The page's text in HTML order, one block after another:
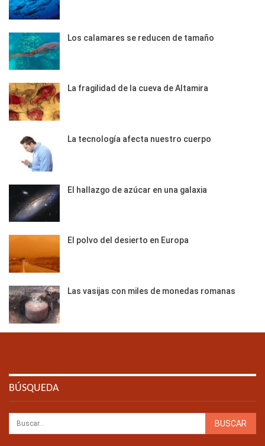
Los calamares se reducen de tamaño
La fragilidad de la cueva de Altamira
La tecnología afecta nuestro cuerpo
El hallazgo de azúcar en una galaxia
El polvo del desierto en Europa
Las vasijas con miles de monedas romanas
BÚSQUEDA